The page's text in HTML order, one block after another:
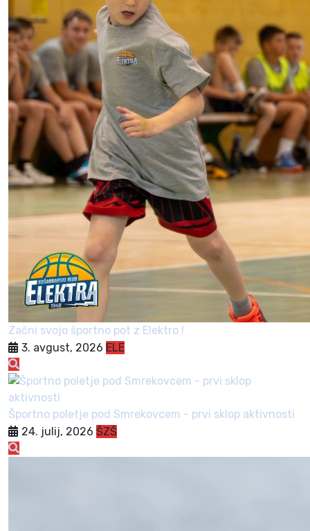
Začni svojo športno pot z Elektro !
3. avgust, 2026 ELE
Športno poletje pod Smrekovcem - prvi sklop aktivnosti
24. julij, 2026 ŠZŠ